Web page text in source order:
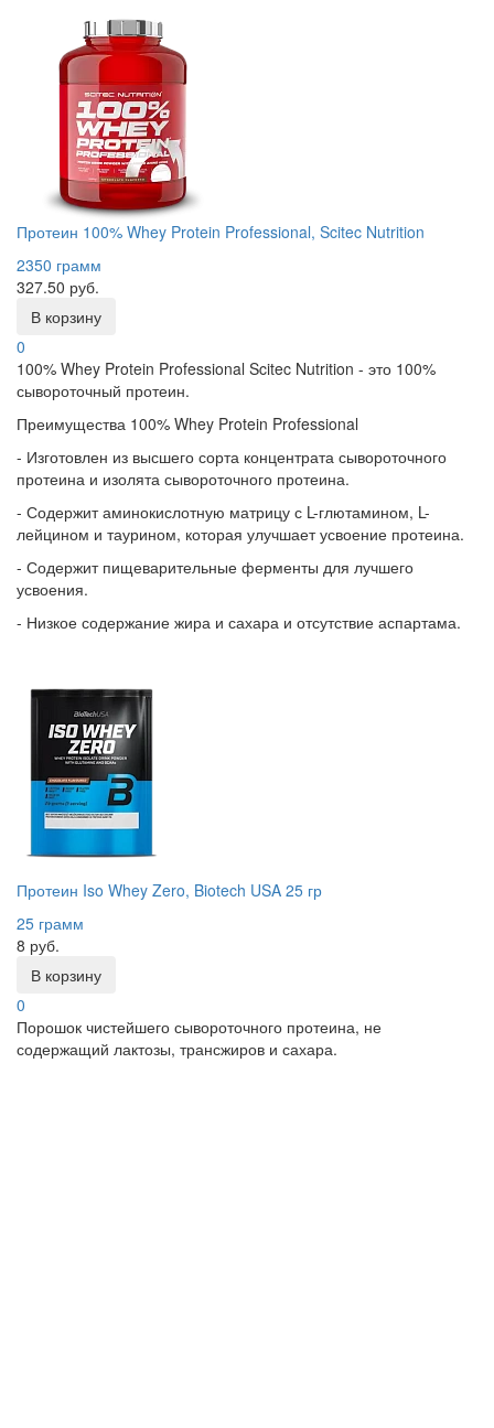
Протеин 100% Whey Protein Professional, Scitec Nutrition
2350 грамм
327.50 руб.
В корзину
0
100% Whey Protein Professional Scitec Nutrition - это 100%
сывороточный протеин.
Преимущества 100% Whey Protein Professional
- Изготовлен из высшего сорта концентрата сывороточного
протеина и изолята сывороточного протеина.
- Содержит аминокислотную матрицу с L-глютамином, L-
лейцином и таурином, которая улучшает усвоение протеина.
- Содержит пищеварительные ферменты для лучшего
усвоения.
- Низкое содержание жира и сахара и отсутствие аспартама.
Протеин Iso Whey Zero, Biotech USA 25 гр
25 грамм
8 руб.
В корзину
0
Порошок чистейшего сывороточного протеина, не
содержащий лактозы, трансжиров и сахара.